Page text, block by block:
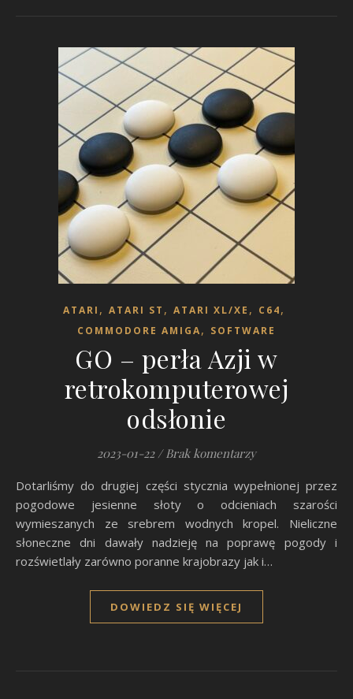
ATARI , ATARI ST , ATARI XL/XE , C64,
COMMODORE AMIGA, SOFTWARE
GO – perła Azji w
retrokomputerowej
odsłonie
2023-01-22 / Brak komentarzy
Dotarliśmy do drugiej części stycznia wypełnionej przez
pogodowe jesienne słoty o odcieniach szarości
wymieszanych ze srebrem wodnych kropel. Nieliczne
słoneczne dni dawały nadzieję na poprawę pogody i
rozświetlały zarówno poranne krajobrazy jak i…
DOWIEDZ SIĘ WIĘCEJ